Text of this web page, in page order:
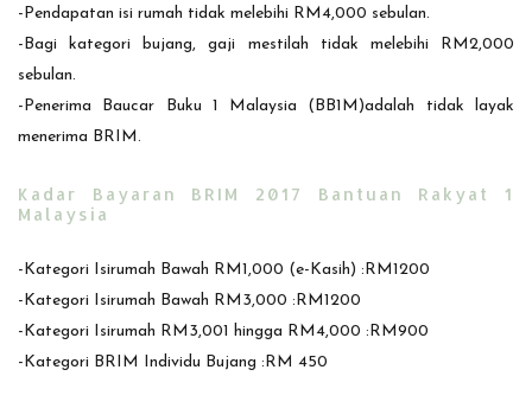
-Pendapatan isi rumah tidak melebihi RM4,000 sebulan.
-Bagi kategori bujang, gaji mestilah tidak melebihi RM2,000
sebulan.
-Penerima Baucar Buku 1 Malaysia (BB1M)adalah tidak layak
menerima BRIM.
Kadar Bayaran BRIM 2017 Bantuan Rakyat 1
Malaysia
-Kategori Isirumah Bawah RM1,000 (e-Kasih) :RM1200
-Kategori Isirumah Bawah RM3,000 :RM1200
-Kategori Isirumah RM3,001 hingga RM4,000 :RM900
-Kategori BRIM Individu Bujang :RM 450